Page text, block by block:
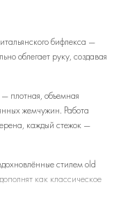
бифлекса —
облегает руку, создавая
плотная, объемная
жемчужин. Работа
каждый стежок —
стилем old
как классическое